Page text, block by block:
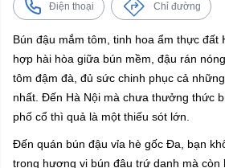
Điện thoại Chỉ đường
Bún đậu mắm tôm, tinh hoa ẩm thực đất
hợp hài hòa giữa bún mềm, đậu rán
tôm đậm đà, đủ sức chinh phục cả
nhất. Đến Hà Nội mà chưa thưởng thức
phố cổ thì quả là một thiếu sót lớn.
Đến quán bún đậu vỉa hè gốc Đa, bạn
trong hương vị bún đậu trứ danh mà còn